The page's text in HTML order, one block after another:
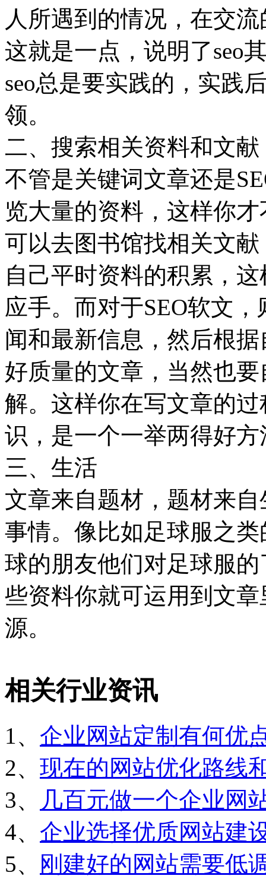
人所遇到的情况，在交
这就是一点，说明了seo
seo总是要实践的，实践
领。
二、搜索相关资料和文献
不管是关键词文章还是
览大量的资料，这样你
可以去图书馆找相关文
自己平时资料的积累，
应手。而对于SEO软文
闻和最新信息，然后根
好质量的文章，当然也
解。这样你在写文章的
识，是一个一举两得好方
三、生活
文章来自题材，题材来
事情。像比如足球服之
球的朋友他们对足球服
些资料你就可运用到文
源。
相关行业资讯
1、 企业网站定制有何优
2、 现在的网站优化路线
3、
几百元做一个企业网
4、 企业选择优质网站建
5、
刚建好的网站需要低